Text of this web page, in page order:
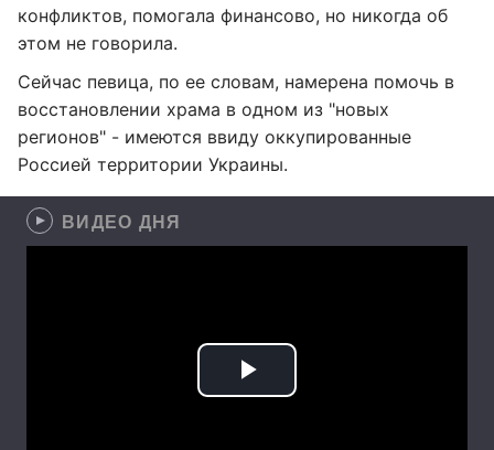
конфликтов, помогала финансово, но никогда об
этом не говорила.
Сейчас певица, по ее словам, намерена помочь в
восстановлении храма в одном из "новых
регионов" - имеются ввиду оккупированные
Россией территории Украины.
ВИДЕО ДНЯ